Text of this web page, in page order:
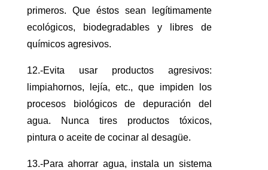
primeros. Que éstos sean legítimamente
ecológicos, biodegradables y libres de
químicos agresivos.
12.-Evita usar productos agresivos:
limpiahornos, lejía, etc., que impiden los
procesos biológicos de depuración del
agua. Nunca tires productos tóxicos,
pintura o aceite de cocinar al desagüe.
13.-Para ahorrar agua, instala un sistema